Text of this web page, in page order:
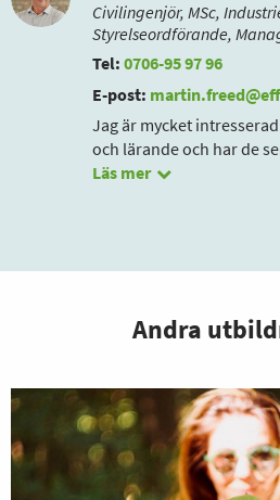
Civilingenjör, MSc,
Styrelseordförande,
Tel: 0706-95 97 96
E-post:
Jag är mycket
och lärande och har de
Läs mer
Andra